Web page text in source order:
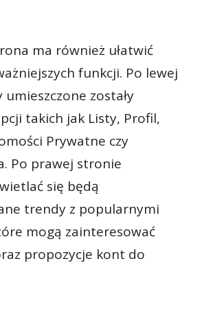
ma również ułatwić
funkcji. Po lewej
zostały
takich jak Listy, Profil,
Prywatne czy
Po prawej stronie
się będą
trendy z popularnymi
mogą zainteresować
propozycje kont do